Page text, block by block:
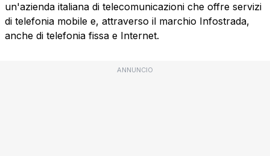
un'azienda italiana di telecomunicazioni che offre servizi
di telefonia mobile e, attraverso il marchio Infostrada,
anche di telefonia fissa e Internet.
ANNUNCIO